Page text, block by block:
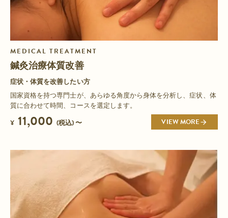
MEDICAL TREATMENT
鍼灸治療体質改善
症状・体質を改善したい方
国家資格を持つ専門士が、あらゆる角度から身体を分析し、症状、体
質に合わせて時間、コースを選定します。
¥ 11,000 (税込) 〜 VIEW MORE